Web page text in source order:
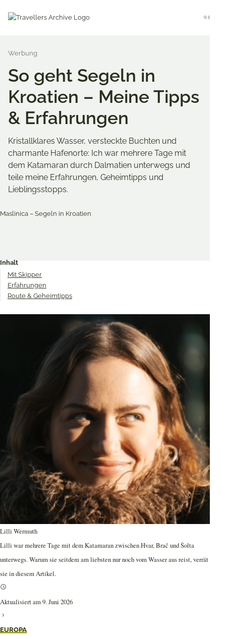
Menu
So geht Segeln in
Kroatien – Meine Tipps
& Erfahrungen
Kristallklares Wasser, versteckte Buchten und
charmante Hafenorte: Ich war mehrere Tage mit
dem Katamaran durch Dalmatien unterwegs und
teile meine Erfahrungen, Geheimtipps und
Lieblingsstopps.
Twitter
Inhalt
Mit Skipper
Erfahrungen
Route & Geheimtipps
Lilli Wermuth
Lilli war mehrere Tage mit dem Katamaran zwischen Hvar, Brač und Šolta
unterwegs. Warum sie seitdem am liebsten nur noch vom Wasser aus reist, verrät
sie in diesem Artikel.
Aktualisiert am 9. Juni 2026
EUROPA